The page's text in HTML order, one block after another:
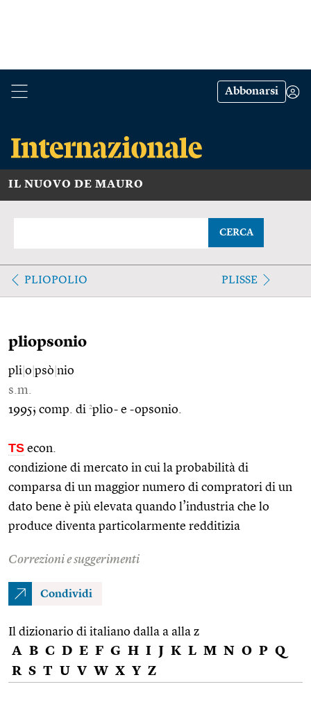
Abbonarsi
IL NUOVO DE MAURO
CERCA
PLIOPOLIO PLISSE
pliopsonio
pli o psò nio
s.m.
1995; comp. di 2plio- e -opsonio.
TS econ.
condizione di mercato in cui la probabilità di
comparsa di un maggior numero di compratori di un
dato bene è più elevata quando l’industria che lo
produce diventa particolarmente redditizia
Correzioni e suggerimenti
Condividi
Il dizionario di italiano dalla a alla z
A B C D E F G H I J K L M N O P Q
R S T U V W X Y Z